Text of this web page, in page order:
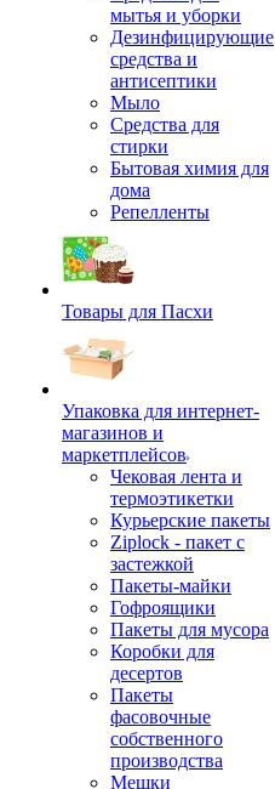
мытья и уборки
Дезинфицирующие
средства и
антисептики
Мыло
Средства для
стирки
Бытовая химия для
дома
Репелленты
Товары для Пасхи
Упаковка для интернет-
магазинов и
маркетплейсов
Чековая лента и
термоэтикетки
Курьерские пакеты
Ziplock - пакет с
застежкой
Пакеты-майки
Гофроящики
Пакеты для мусора
Коробки для
десертов
Пакеты
фасовочные
собственного
производства
Мешки